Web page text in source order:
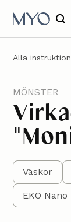
Alla
MÖNSTER
Väskor
EKO